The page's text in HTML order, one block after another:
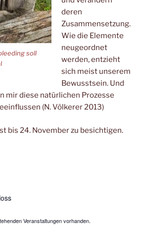
soll
deren
Zusammensetzung.
Wie die Elemente
neugeordnet
werden, entzieht
sich meist unserem
Bewusstsein. Und
mir diese natürlichen Prozesse
(N. Völkerer 2013)
bis 24. November zu besichtigen.
Veranstaltungen vorhanden.